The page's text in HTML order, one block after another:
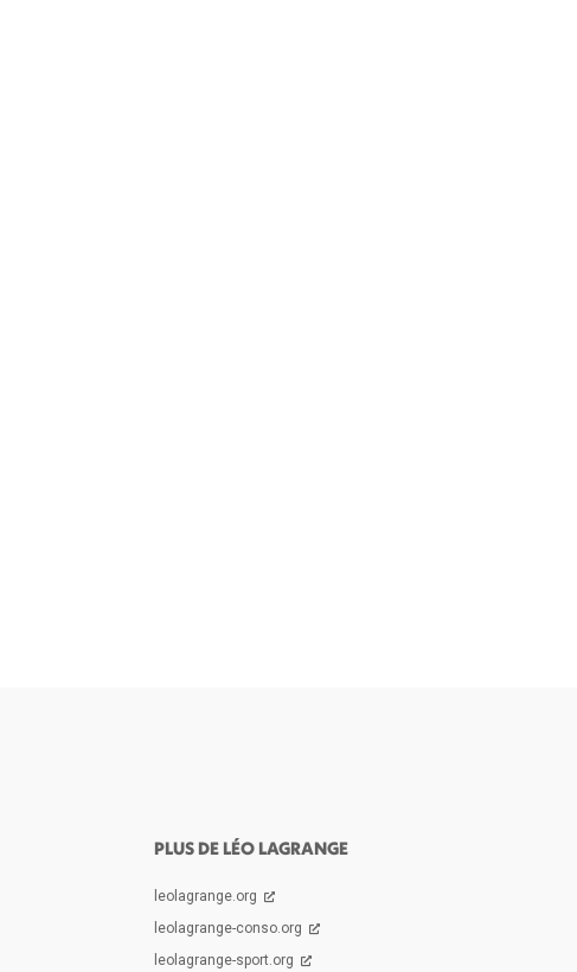
PLUS DE LÉO LAGRANGE
leolagrange.org
leolagrange-conso.org
leolagrange-sport.org